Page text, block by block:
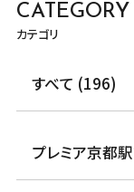
CATEGORY
カテゴリ
すべて (196)
プレミア京都